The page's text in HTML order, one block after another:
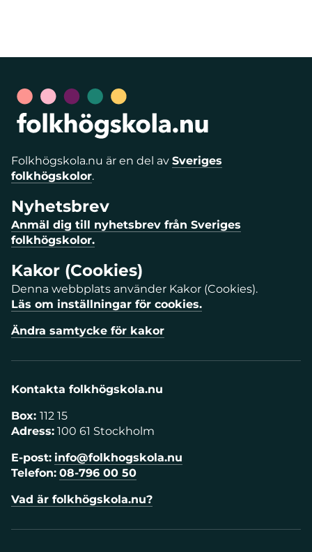
Folkhögskola.nu är en del av Sveriges
folkhögskolor.
Nyhetsbrev
Anmäl dig till nyhetsbrev från Sveriges
folkhögskolor.
Kakor (Cookies)
Denna webbplats använder Kakor (Cookies).
Läs om inställningar för cookies.
Ändra samtycke för kakor
Kontakta folkhögskola.nu
Box: 112 15
Adress: 100 61 Stockholm
E-post: info@folkhogskola.nu
Telefon: 08-796 00 50
Vad är folkhögskola.nu?